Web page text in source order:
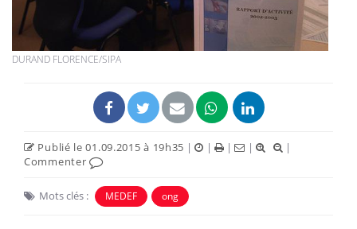
DURAND FLORENCE/SIPA
Publié le 01.09.2015 à 19h35 | | | |
|
Commenter
Mots clés : MEDEF ong